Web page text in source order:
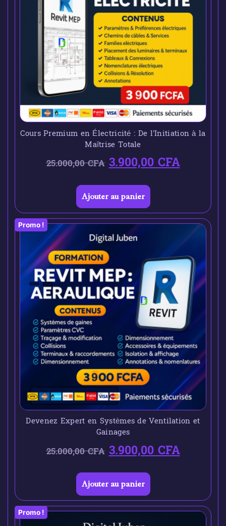
Cours Premium en Électricité : De l’Initiation à la
Maîtrise Totale
25.000,00CFA 3.900,00CFA
Ajouter au panier
Promo !
Devenez Expert en Systèmes de Ventilation et
Gainages
25.000,00CFA 3.900,00CFA
Ajouter au panier
Promo !